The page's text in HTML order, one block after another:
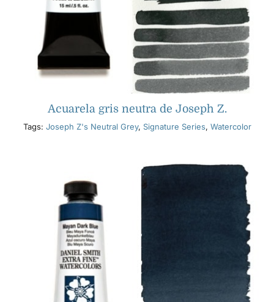
Acuarela gris neutra de Joseph Z.
Tags: Joseph Z's Neutral Grey, Signature Series, Watercolor